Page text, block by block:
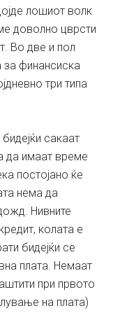
лошиот волк
доволно цврсти
Во две и пол
за финансиска
три типа
сакаат
да имаат време
постојано ќе
нема да
Нивните
колата е
бидејќи се
плата. Немаат
при првото
на плата)